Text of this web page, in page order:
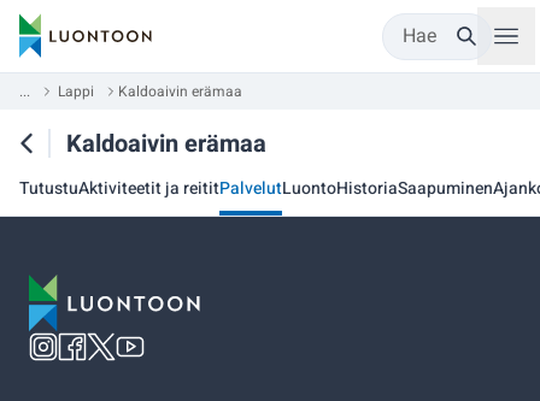
Hae
... Lappi Kaldoaivin erämaa
Kaldoaivin erämaa
TutustuAktiviteetit ja reititPalvelutLuontoHistoriaSaapuminen